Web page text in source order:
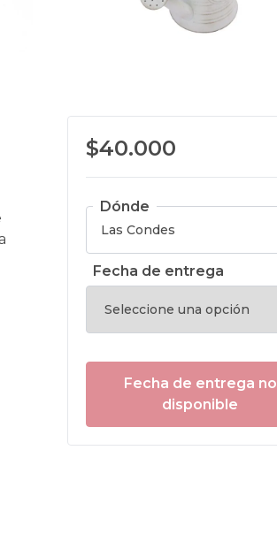
$40.000
Dónde
Fecha de entrega
Fecha de entrega no
disponible